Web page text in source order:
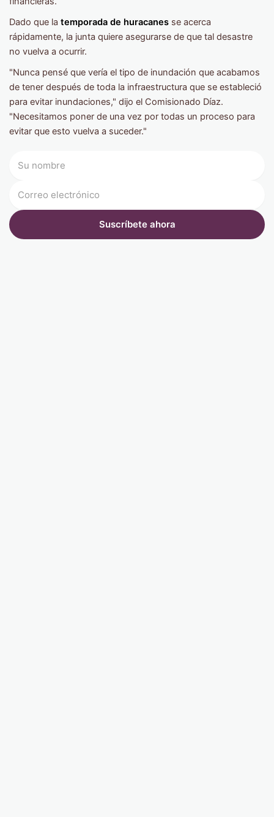
Dado que la temporada de huracanes se acerca
rápidamente, la junta quiere asegurarse de que tal desastre
no vuelva a ocurrir.
"Nunca pensé que vería el tipo de inundación que acabamos
de tener después de toda la infraestructura que se estableció
para evitar inundaciones," dijo el Comisionado Díaz.
"Necesitamos poner de una vez por todas un proceso para
evitar que esto vuelva a suceder."